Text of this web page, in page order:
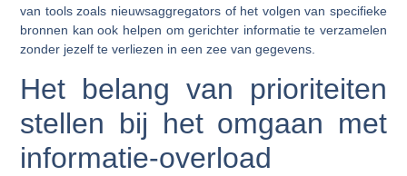
van tools zoals nieuwsaggregators of het volgen van specifieke
bronnen kan ook helpen om gerichter informatie te verzamelen
zonder jezelf te verliezen in een zee van gegevens.
Het belang van prioriteiten
stellen bij het omgaan met
informatie-overload